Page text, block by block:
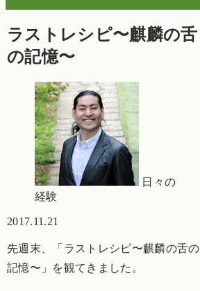
ラストレシピ〜麒麟の舌
の記憶〜
日々の
経験
2017.11.21
先週末、「ラストレシピ〜麒麟の舌の
記憶〜」を観てきました。